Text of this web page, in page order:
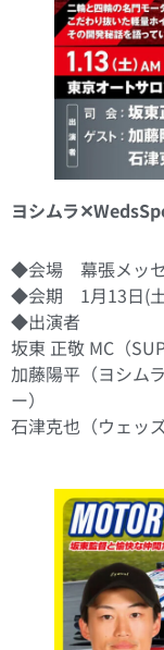
ヨシムラ
◆会場 幕張メッ
◆会期 1月13日(
◆出演者
坂東 正敬 MC（
加藤陽平（ヨシム
ー）
石津克也（ウェッ